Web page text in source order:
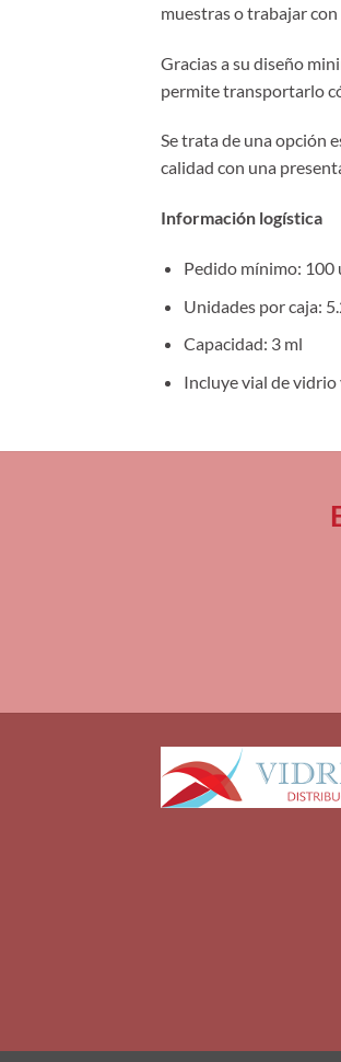
muestras o trabajar
Gracias a su diseño
permite transportarlo
Se trata de una opción
calidad con una
Información logística
Pedido mínimo: 100
Unidades por caja:
Capacidad: 3 ml
Incluye vial de